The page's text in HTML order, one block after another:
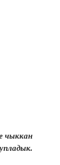
чыккан